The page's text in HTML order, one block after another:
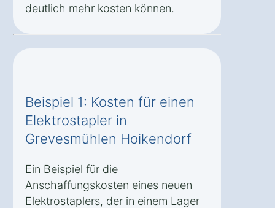
deutlich mehr kosten können.
Beispiel 1: Kosten für einen
Elektrostapler in
Grevesmühlen Hoikendorf
Ein Beispiel für die
Anschaffungskosten eines neuen
Elektrostaplers, der in einem Lager